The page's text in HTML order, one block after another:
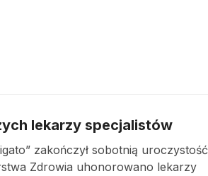
lekarzy specjalistów
zakończył sobotnią uroczystość
Zdrowia uhonorowano lekarzy